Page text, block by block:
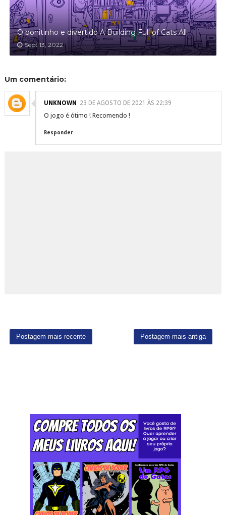
O bonitinho e divertido A Building Full of Cats All
Sept 13, 2022
Um comentário:
UNKNOWN 23 DE AGOSTO DE 2021 ÀS 22:39
O jogo é ótimo ! Recomendo !
Responder
Postagem mais recente Postagem mais antiga